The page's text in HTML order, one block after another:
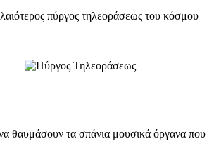
πύργος τηλεοράσεως του κόσμου
θαυμάσουν τα σπάνια μουσικά όργανα που